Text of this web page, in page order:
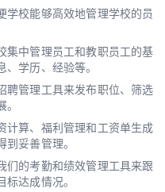
学校能够高效地管理学校的员
集中管理员工和教职员工的基
学历、经验等。
聘管理工具来发布职位、筛选
计算、福利管理和工资单生成
妥善管理。
们的考勤和绩效管理工具来跟
达成情况。